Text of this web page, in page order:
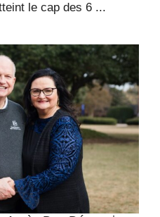
le cap des 6 ...